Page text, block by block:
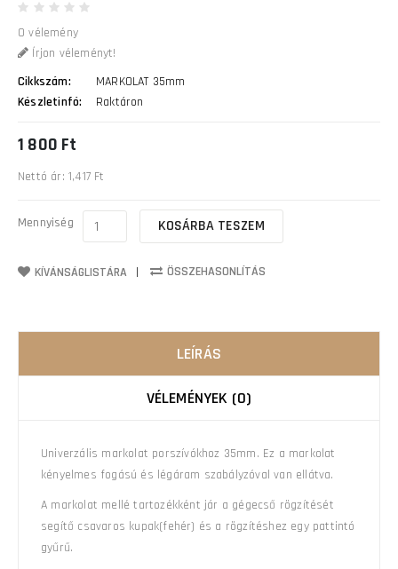
0 vélemény
Írjon véleményt!
Cikkszám:
MARKOLAT 35mm
Készletinfó:
Raktáron
1 800 Ft
Nettó ár: 1,417 Ft
Mennyiség KOSÁRBA TESZEM
KÍVÁNSÁGLISTÁRA ÖSSZEHASONLÍTÁS
LEÍRÁS
VÉLEMÉNYEK (0)
Univerzális markolat porszívókhoz 35mm. Ez a markolat
kényelmes fogású és légáram szabályzóval van ellátva.
A markolat mellé tartozékként jár a gégecső rögzítését
segítő csavaros kupak(fehér) és a rögzítéshez egy pattintó
gyűrű.